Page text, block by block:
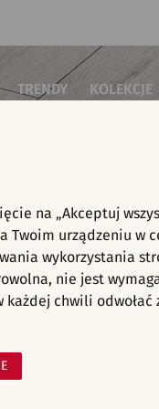
TRENDY KOLEKCJE
cegiełki
drewnopodobne
heksagonalne
jodełka
kamienne
kolorowe
Płytki
Płytki we
I OGRÓD,
Przejdź do pełnejoferty
na „Akceptuj
Twoim urządzeniu w
wykorzystania
nie jest
chwili odwołać